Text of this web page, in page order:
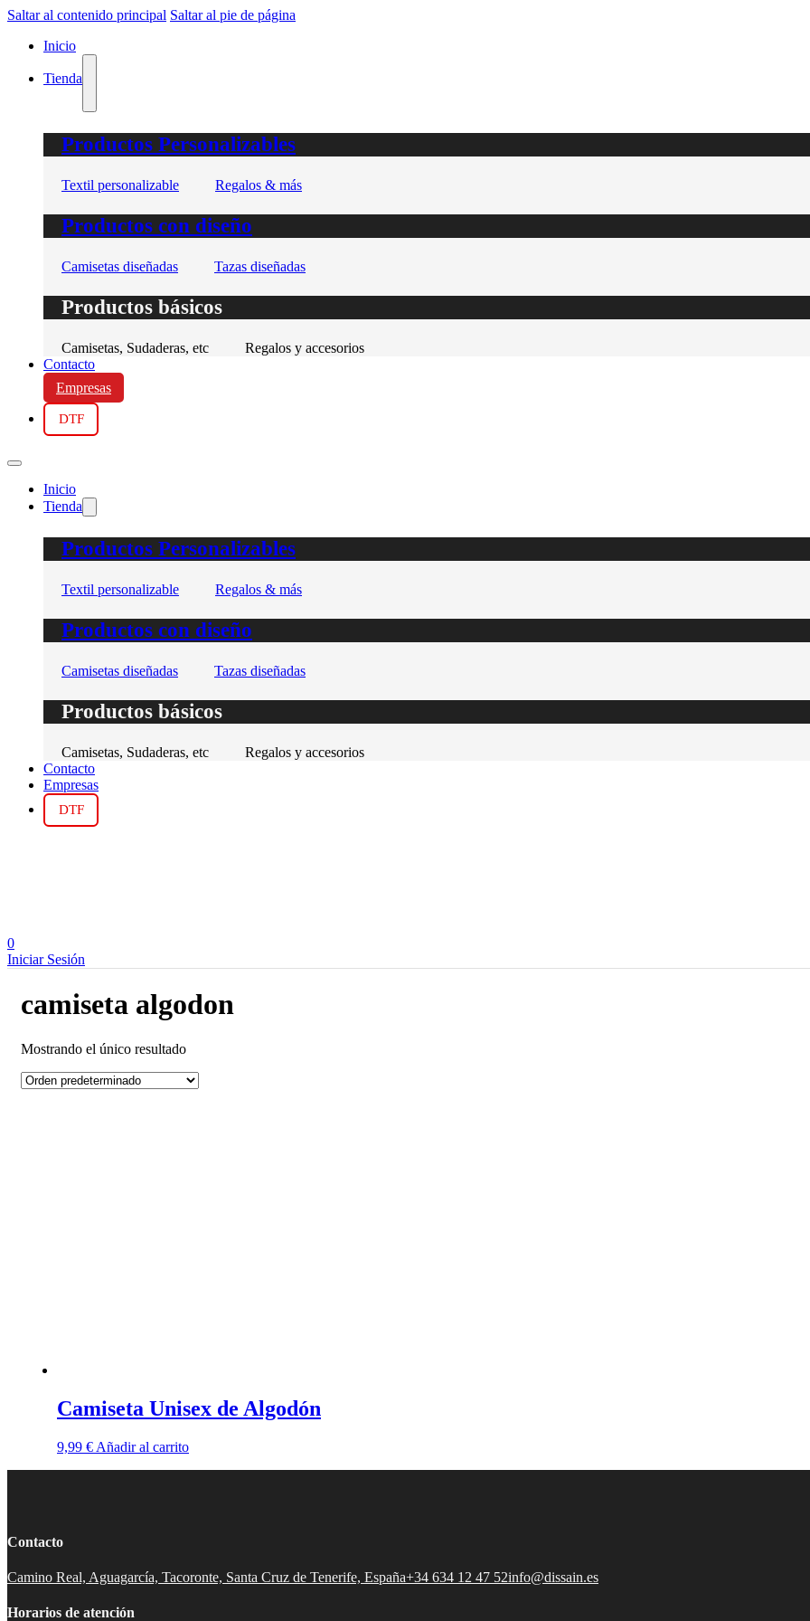
Saltar al contenido principal Saltar al pie de página
Inicio
Tienda
Productos Personalizables
Textil personalizable Regalos & más
Productos con diseño
Camisetas diseñadas Tazas diseñadas
Productos básicos
Camisetas, Sudaderas, etc
Regalos y accesorios
Contacto
Empresas
DTF
Inicio
Tienda
Productos Personalizables
Textil personalizable Regalos & más
Productos con diseño
Camisetas diseñadas Tazas diseñadas
Productos básicos
Camisetas, Sudaderas, etc
Regalos y accesorios
Contacto
Empresas
DTF
0
Iniciar Sesión
camiseta algodon
Mostrando el único resultado
Camiseta Unisex de Algodón
9,99 € Añadir al carrito
Contacto
Camino Real, Aguagarcía, Tacoronte, Santa Cruz de Tenerife, España+34 634 12 47 52info@dissain.es
Horarios de atención